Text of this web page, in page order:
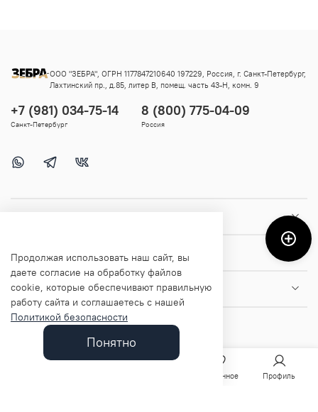
Помощь и информация
О магазине
+7 (981) 034-75-14
Санкт-Петербург
8 (800) 775-04-09
Россия
ООО "ЗЕБРА", ОГРН 1177847210640 197229, Россия, г. Санкт-Петербург,
Лахтинский пр., д.85, литер В, помещ. часть 43-Н, комн. 9
Избранное Профиль
Продолжая использовать наш сайт, вы
даете согласие на обработку файлов
cookie, которые обеспечивают правильную
работу сайта и соглашаетесь с нашей
Политикой безопасности
Понятно